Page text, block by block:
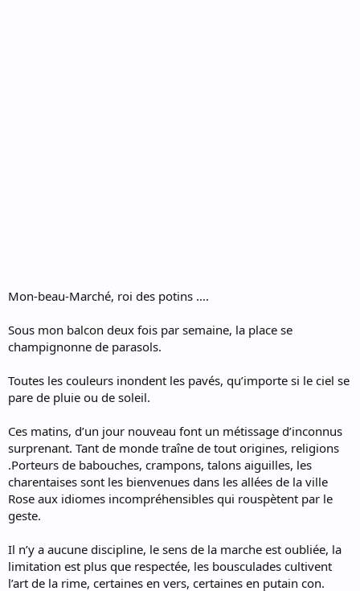
Mon-beau-Marché, roi des potins ….
Sous mon balcon deux fois par semaine, la place se
champignonne de parasols.
Toutes les couleurs inondent les pavés, qu’importe si le ciel se
pare de pluie ou de soleil.
Ces matins, d’un jour nouveau font un métissage d’inconnus
surprenant. Tant de monde traîne de tout origines, religions
.Porteurs de babouches, crampons, talons aiguilles, les
charentaises sont les bienvenues dans les allées de la ville
Rose aux idiomes incompréhensibles qui rouspètent par le
geste.
Il n’y a aucune discipline, le sens de la marche est oubliée, la
limitation est plus que respectée, les bousculades cultivent
l’art de la rime, certaines en vers, certaines en putain con.